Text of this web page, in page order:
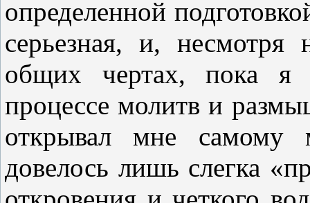
определенной
серьезная, и,
общих чертах, пока я
процессе молитв и
открывал мне
довелось лишь слегка